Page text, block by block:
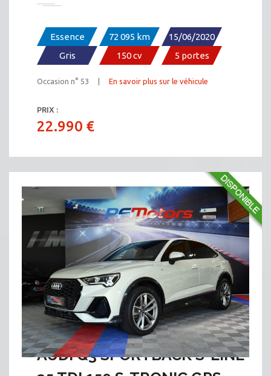
Essence 72 095 km
15/06/2020
Gris
150 cv 5 portes
Occasion n° 53 | En savoir plus sur le véhicule
PRIX :
22.990 €
AUDI Q3 SPORTBACK S-LINE